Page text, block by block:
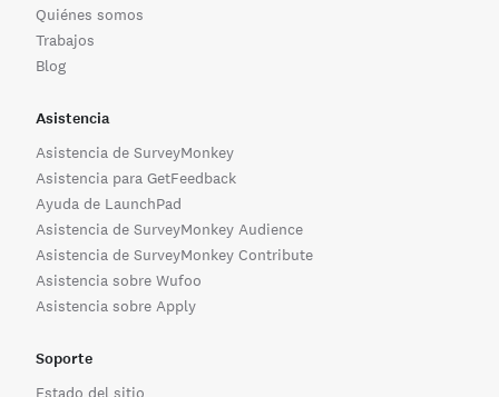
Quiénes somos
Trabajos
Blog
Asistencia
Asistencia de SurveyMonkey
Asistencia para GetFeedback
Ayuda de LaunchPad
Asistencia de SurveyMonkey Audience
Asistencia de SurveyMonkey Contribute
Asistencia sobre Wufoo
Asistencia sobre Apply
Soporte
Estado del sitio